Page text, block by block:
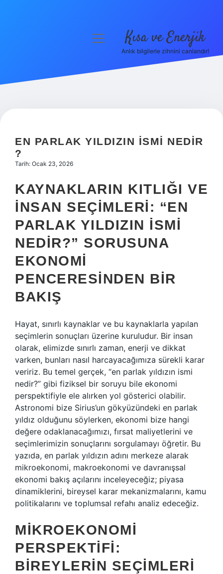
Hakkımızda
menüyü
Kısa ve Enerjik
Anlık bilgilerle zihnini canlandır!
EN PARLAK YILDIZIN ISMI NEDIR
?
Tarih: Ocak 23, 2026
KAYNAKLARIN KITLIĞI VE
İNSAN SEÇIMLERI: “EN
PARLAK YILDIZIN İSMI
NEDIR?” SORUSUNA
EKONOMI
PENCERESINDEN BIR
BAKIŞ
Hayat, sınırlı kaynaklar ve bu kaynaklarla yapılan
seçimlerin sonuçları üzerine kuruludur. Bir insan
olarak, elimizde sınırlı zaman, enerji ve dikkat
varken, bunları nasıl harcayacağımıza sürekli karar
veririz. Bu temel gerçek, “en parlak yıldızın ismi
nedir?” gibi fiziksel bir soruyu bile ekonomi
perspektifiyle ele alırken yol gösterici olabilir.
Astronomi bize Sirius’un gökyüzündeki en parlak
yıldız olduğunu söylerken, ekonomi bize hangi
değere odaklanacağımızı, fırsat maliyetlerini ve
seçimlerimizin sonuçlarını sorgulamayı öğretir. Bu
yazıda, en parlak yıldızın adını merkeze alarak
mikroekonomi, makroekonomi ve davranışsal
ekonomi bakış açılarını inceleyeceğiz; piyasa
dinamiklerini, bireysel karar mekanizmalarını, kamu
politikalarını ve toplumsal refahı analiz edeceğiz.
MIKROEKONOMI
PERSPEKTIFI:
BIREYLERIN SEÇIMLERI